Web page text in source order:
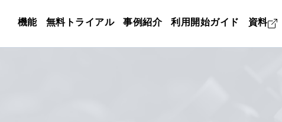
機能 無料トライアル 事例紹介 利用開始ガイド 資料